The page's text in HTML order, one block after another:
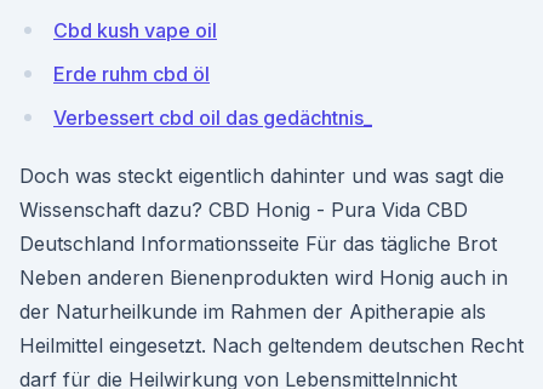
Cbd kush vape oil
Erde ruhm cbd öl
Verbessert cbd oil das gedächtnis_
Doch was steckt eigentlich dahinter und was sagt die
Wissenschaft dazu? CBD Honig - Pura Vida CBD
Deutschland Informationsseite Für das tägliche Brot
Neben anderen Bienenprodukten wird Honig auch in
der Naturheilkunde im Rahmen der Apitherapie als
Heilmittel eingesetzt. Nach geltendem deutschen Recht
darf für die Heilwirkung von Lebensmittelnnicht